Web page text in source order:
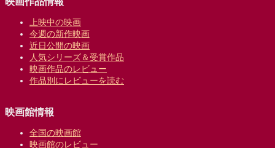
上映中の映画
今週の新作映画
近日公開の映画
人気シリーズ＆受賞作品
映画作品のレビュー
作品別にレビューを読む
映画館情報
全国の映画館
映画館のレビュー